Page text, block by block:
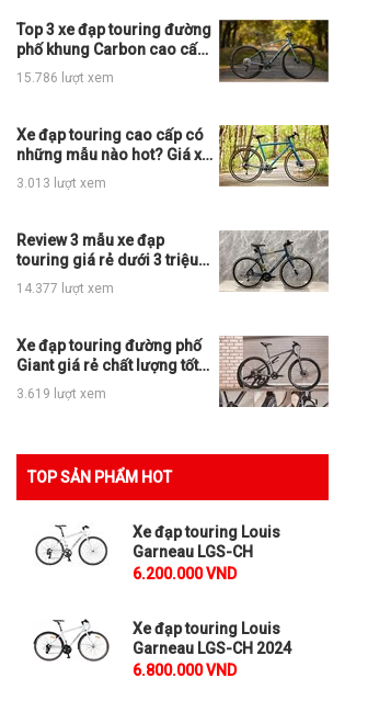
Top 3 xe đạp touring đường
phố khung Carbon cao cấp
giá rẻ hot nhất thị trường
15.786 lượt xem
Xe đạp touring cao cấp có
những mẫu nào hot? Giá xe
đạp touring cao cấp ra
3.013 lượt xem
Review 3 mẫu xe đạp
touring giá rẻ dưới 3 triệu
OK cho anh em
14.377 lượt xem
Xe đạp touring đường phố
Giant giá rẻ chất lượng tốt
mua ngay nếu có ý định
3.619 lượt xem
TOP SẢN PHẨM HOT
Xe đạp touring Louis
Garneau LGS-CH
6.200.000 VND
Xe đạp touring Louis
Garneau LGS-CH 2024
6.800.000 VND